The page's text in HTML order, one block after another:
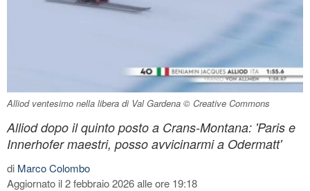
Alliod ventesimo nella libera di Val Gardena © Creative Commons
Alliod dopo il quinto posto a Crans-Montana: 'Paris e
Innerhofer maestri, posso avvicinarmi a Odermatt'
di Marco Colombo
Aggiornato il 2 febbraio 2026 alle ore 19:18